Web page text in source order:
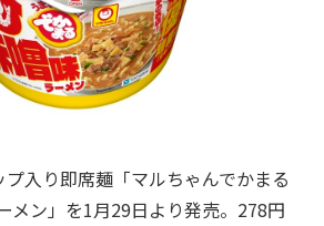
入り即席麺「マルちゃんでかまる
メン」を1月29日より発売。278円